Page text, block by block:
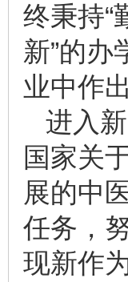
终秉持“
新”的
业中作
进入
国家关
展的中
任务，
现新作